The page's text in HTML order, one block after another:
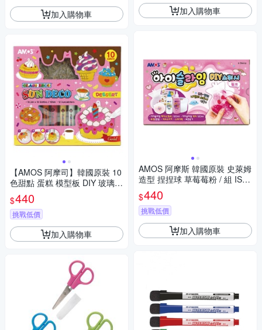
加入購物車
【AMOS 阿摩司】韓國原裝 10
色甜點 蛋糕 模型板 DIY 玻璃彩
繪組 / 組 SD10P10-DS
$440
挑戰低價
加入購物車
加入購物車
AMOS 阿摩斯 韓國原裝 史萊姆
造型 捏捏球 草莓莓粉 / 組 IS12
0P2-PK
$440
挑戰低價
加入購物車